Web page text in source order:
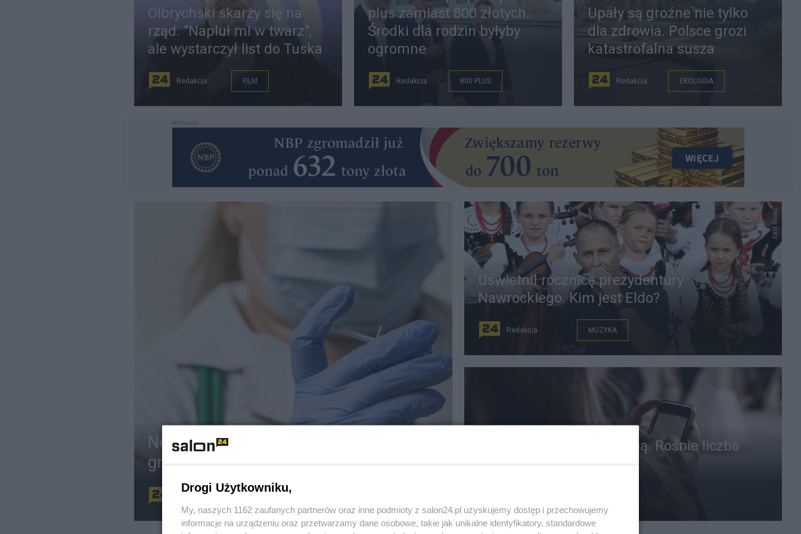
Olbrychski skarży się na
rząd. "Napluł mi w twarz",
ale wystarczył list do Tuska
Redakcja FILM
plus zamiast 800 złotych.
Środki dla rodzin byłyby
ogromne
Redakcja 800 PLUS
Upały są groźne nie tylko
dla zdrowia. Polsce grozi
katastrofalna susza
Redakcja EKOLOGIA
Nowa szczepionka mRNA przeciwko
grypie. Kiedy będzie w Europie?
Redakcja ZDROWIE
East News
Uświetnił rocznicę prezydentury
Nawrockiego. Kim jest Eldo?
Redakcja MUZYKA
Mobbing w pracy pod lupą. Rośnie liczba
Drogi Użytkowniku,
My, naszych 1162 zaufanych partnerów oraz inne podmioty z salon24.pl uzyskujemy dostęp i przechowujemy
informacje na urządzeniu oraz przetwarzamy dane osobowe, takie jak unikalne identyfikatory, standardowe